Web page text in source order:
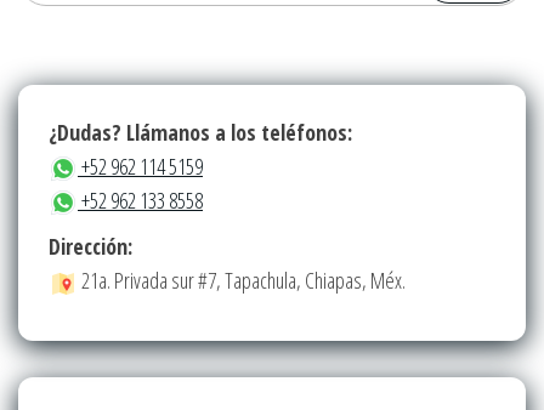
¿Dudas? Llámanos a los teléfonos:
+52 962 114 5159
+52 962 133 8558
Dirección:
21a. Privada sur #7, Tapachula, Chiapas, Méx.